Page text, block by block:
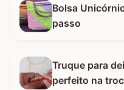
Bolsa Unicórnio - Bag de crochê
passo
Truque para
perfeito na